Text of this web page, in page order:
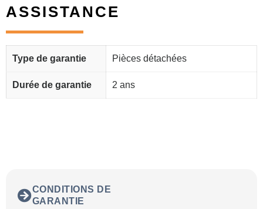
ASSISTANCE
Type de garantie Pièces détachées
Durée de garantie 2 ans
CONDITIONS DE
GARANTIE